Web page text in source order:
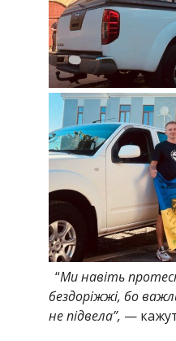
“Ми навіть
бездоріжжі, бо
не підвела”, —